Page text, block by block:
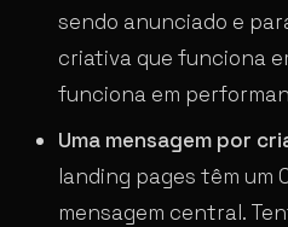
sendo anunciado e
criativa que funciona
funciona em
Uma mensagem por
landing pages têm um
mensagem central.